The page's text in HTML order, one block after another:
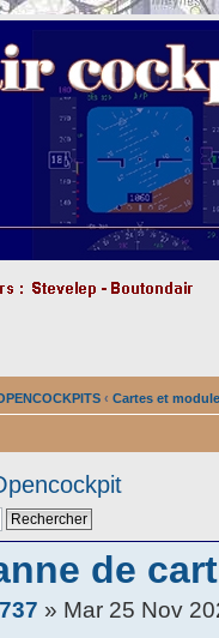
‹ Cartes et
de
» Mar 25 Nov